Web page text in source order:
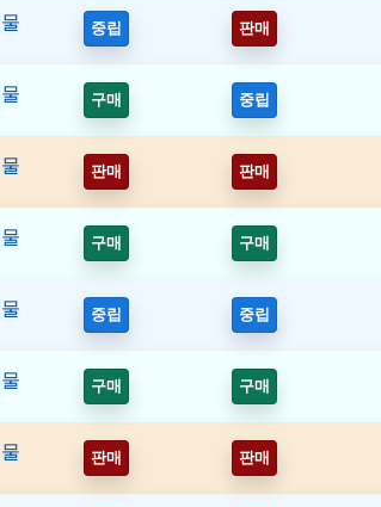
중립 판매
구매 중립
판매 판매
구매 구매
중립 중립
구매 구매
판매 판매